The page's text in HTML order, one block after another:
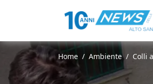
Home Ambiente Colli